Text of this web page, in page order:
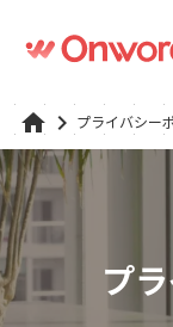
home keyboard_arrow_right プライバシー
プ